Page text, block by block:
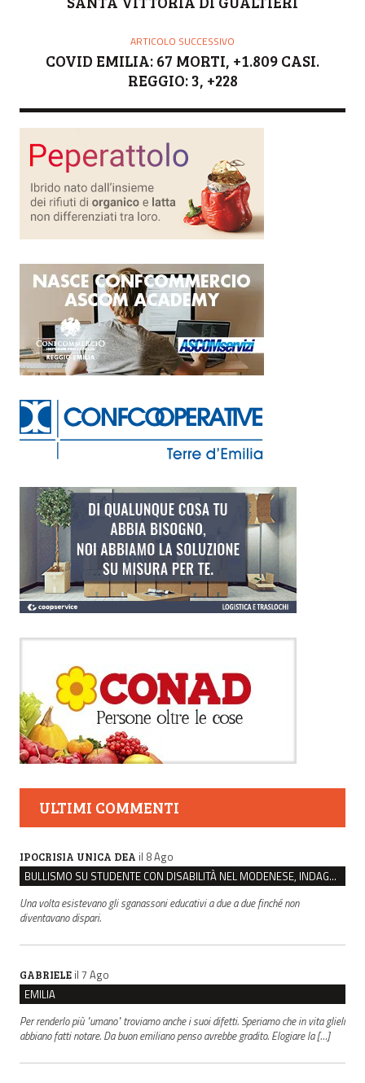
ARTICOLO SUCCESSIVO
COVID EMILIA: 67 MORTI, +1.809 CASI.
REGGIO: 3, +228
ULTIMI COMMENTI
IPOCRISIA UNICA DEA il 8 Ago
BULLISMO SU STUDENTE CON DISABILITÀ NEL MODENESE, INDAGATI DUE RAGAZZI DI 16 ANNI
Una volta esistevano gli sganassoni educativi a due a due finché non
diventavano dispari.
GABRIELE il 7 Ago
EMILIA
Per renderlo più "umano" troviamo anche i suoi difetti. Speriamo che in vita glieli
abbiano fatti notare. Da buon emiliano penso avrebbe gradito. Elogiare la […]